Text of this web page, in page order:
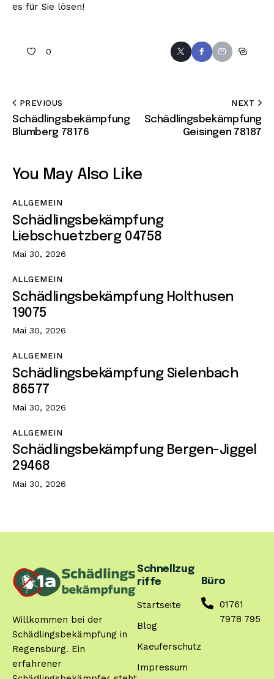
es für Sie lösen!
0
PREVIOUS
Schädlingsbekämpfung
Blumberg 78176
NEXT
Schädlingsbekämpfung
Geisingen 78187
You May Also Like
ALLGEMEIN
Schädlingsbekämpfung
Liebschuetzberg 04758
Mai 30, 2026
ALLGEMEIN
Schädlingsbekämpfung Holthusen
19075
Mai 30, 2026
ALLGEMEIN
Schädlingsbekämpfung Sielenbach
86577
Mai 30, 2026
ALLGEMEIN
Schädlingsbekämpfung Bergen-Jiggel
29468
Mai 30, 2026
Willkommen bei der
Schädlingsbekämpfung in
Regensburg. Ein
erfahrener
Schnellzug
riffe
Startseite
Blog
Kaeuferschutz
Impressum
Büro
01761
7978 795